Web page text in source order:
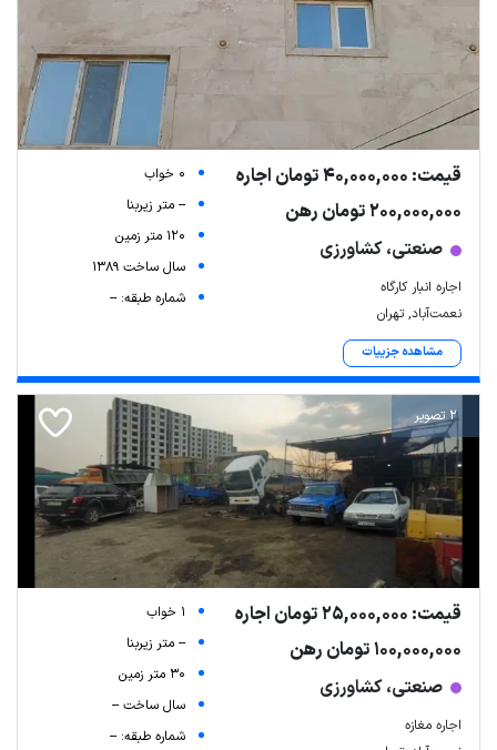
قیمت: 40,000,000 تومان اجاره
200,000,000 تومان رهن
صنعتی، کشاورزی
اجاره انبار کارگاه
نعمت‌آباد, تهران
مشاهده جزییات
0 خواب
-- متر زیربنا
120 متر زمین
سال ساخت 1389
شماره طبقه: --
2 تصویر
قیمت: 25,000,000 تومان اجاره
100,000,000 تومان رهن
صنعتی، کشاورزی
اجاره مغازه
1 خواب
-- متر زیربنا
30 متر زمین
سال ساخت --
شماره طبقه: --